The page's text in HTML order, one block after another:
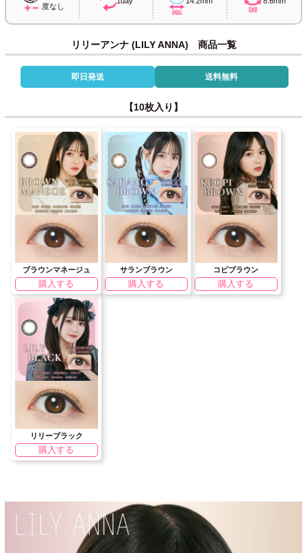
度なし
リリーアンナ (LILY ANNA) 商品一覧
即日発送 送料無料
【10枚入り】
ブラウンマネージュ
購入する
サランブラウン
購入する
コピブラウン
購入する
リリーブラック
購入する